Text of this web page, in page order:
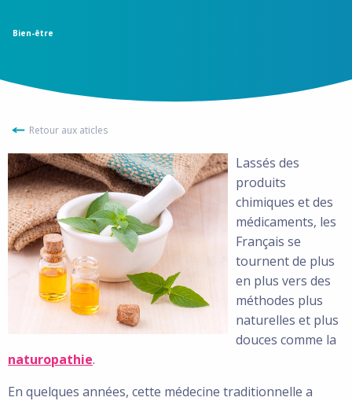
Bien-être
Retour aux aticles
Lassés des
produits
chimiques et des
médicaments, les
Français se
tournent de plus
en plus vers des
méthodes plus
naturelles et plus
douces comme la
naturopathie.
En quelques années, cette médecine traditionnelle a